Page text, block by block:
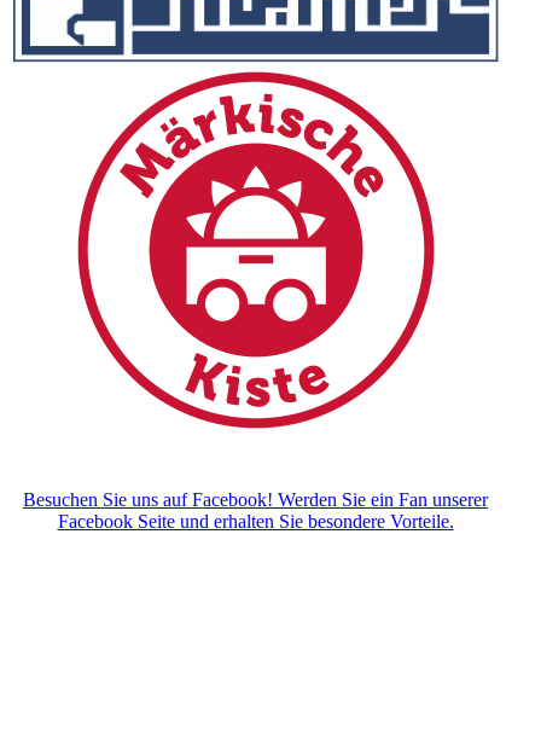
Besuchen Sie uns auf Facebook! Werden Sie ein Fan unserer
Facebook Seite und erhalten Sie besondere Vorteile.